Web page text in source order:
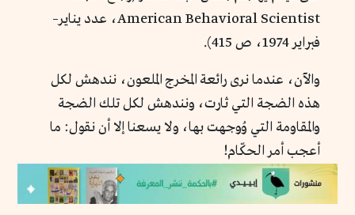
American Behavioral Scientist، عدد يناير–
فبراير 1974، ص 415).
والآن، عندما نرى رائعة المخرج الملعون، نندهش لكل
هذه الضجة التي ثارت، ونندهش لكل تلك الضجة
والمقاومة التي وُوجهت بها، ولا يسعنا إلا أن نقول: ما
أعجب أمر الحكّام!